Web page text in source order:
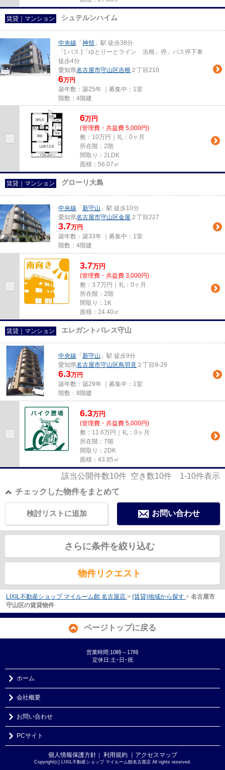
賃貸｜マンション シュテルンハイム
中央線 「 神領 」駅 徒歩38分
「[ バス ]「ゆとりーとライン 吉根」停」バス停下車
徒歩4分
愛知県名古屋市守山区吉根 ２丁目210
6万円
築年数：築25年 ｜募集中： 1室
階数：4階建
6万円
(管理費・共益費 5,000円)
敷：10万円｜礼：0ヶ月
所在階：2階
間取り：2LDK
面積：56.07㎡
賃貸｜マンション グローリ大島
中央線 「 新守山 」駅 徒歩10分
愛知県名古屋市守山区金屋 ２丁目227
3.7万円
築年数：築33年 ｜募集中： 1室
階数：4階建
3.7万円
(管理費・共益費 3,000円)
敷：3.7万円｜礼：0ヶ月
所在階：2階
間取り：1K
面積：24.40㎡
賃貸｜マンション エレガントパレス守山
中央線 「 新守山 」駅 徒歩9分
愛知県名古屋市守山区鳥羽見 ２丁目9-29
6.3万円
築年数：築29年 ｜募集中： 1室
階数：8階建
6.3万円
(管理費・共益費 5,000円)
敷：11.6万円｜礼：0ヶ月
所在階：7階
間取り：2DK
面積：43.85㎡
該当公開件数10件 空き数10件 1-10件表示
チェックした物件をまとめて
お問い合わせ
検討リストに追加
さらに条件を絞り込む
物件リクエスト
LIXIL不動産ショップ マイルーム館 名古屋店 > (賃貸)地域から探す > 名古屋市
守山区の賃貸物件
ページトップに戻る
営業時間:10時～17時
定休日:土･日･祝
ホーム
会社概要
お問い合わせ
PCサイト
個人情報保護方針｜ 利用規約 ｜アクセスマップ
Copyright(c) LIXIL不動産ショップ マイルーム館名古屋店 All rights reserved.